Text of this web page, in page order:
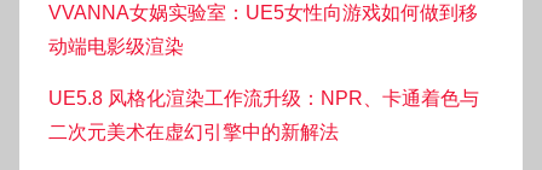
VVANNA女娲实验室：UE5女性向游戏如何做到移
动端电影级渲染
UE5.8 风格化渲染工作流升级：NPR、卡通着色与
二次元美术在虚幻引擎中的新解法